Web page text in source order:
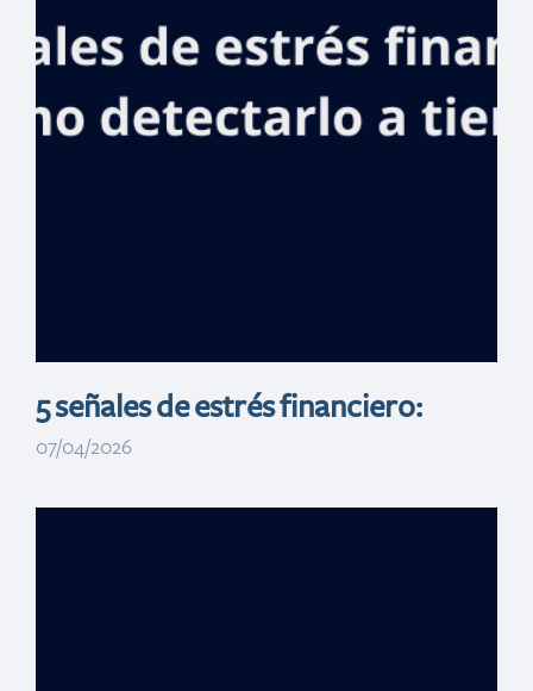
acceder a
préstamos
preferenciales
5 señales de estrés financiero:
07/04/2026